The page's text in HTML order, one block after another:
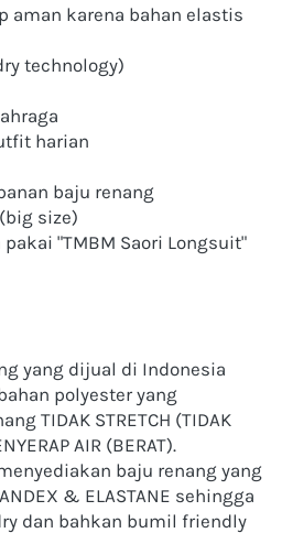
aman karena bahan elastis
technology)
harian
baju renang
size)
"TMBM Saori Longsuit"
yang dijual di Indonesia
polyester yang
TIDAK STRETCH (TIDAK
AIR (BERAT).
baju renang yang
& ELASTANE sehingga
dan bahkan bumil friendly